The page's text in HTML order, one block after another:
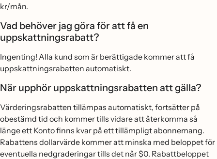
kr/mån.
Vad behöver jag göra för att få en
uppskattningsrabatt?
Ingenting! Alla kund som är berättigade kommer att få
uppskattningsrabatten automatiskt.
När upphör uppskattningsrabatten att gälla?
Värderingsrabatten tillämpas automatiskt, fortsätter på
obestämd tid och kommer tills vidare att återkomma så
länge ett Konto finns kvar på ett tillämpligt abonnemang.
Rabattens dollarvärde kommer att minska med beloppet för
eventuella nedgraderingar tills det når $0. Rabattbeloppet